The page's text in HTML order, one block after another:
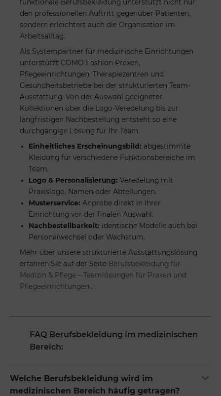
funktionale Berufsbekleidung unterstützt nicht nur
den professionellen Auftritt gegenüber Patienten,
sondern erleichtert auch die Organisation im
Arbeitsalltag.
Als Systempartner für medizinische Einrichtungen
unterstützt COMO Fashion Praxen,
Pflegeeinrichtungen, Therapiezentren und
Gesundheitsbetriebe bei der strukturierten Team-
Ausstattung. Von der Auswahl geeigneter
Kollektionen über die Logo-Veredelung bis zur
langfristigen Nachbestellung entsteht so eine
durchgängige Lösung für Ihr Team.
Einheitliches Erscheinungsbild: abgestimmte
Kleidung für verschiedene Funktionsbereiche im
Team.
Logo & Personalisierung: Veredelung mit
Praxislogo, Namen oder Abteilungen.
Musterservice: Anprobe direkt in Ihrer
Einrichtung vor der finalen Auswahl.
Nachbestellbarkeit: identische Modelle auch bei
Personalwechsel oder Wachstum.
Mehr über unsere strukturierte Ausstattungslösung
erfahren Sie auf der Seite Berufsbekleidung für
Medizin & Pflege – Teamlösungen für Praxen und
Pflegeeinrichtungen .
FAQ Berufsbekleidung im medizinischen
Bereich:
Welche Berufsbekleidung wird im
medizinischen Bereich häufig getragen?